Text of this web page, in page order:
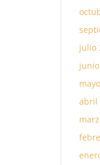
julio
abril